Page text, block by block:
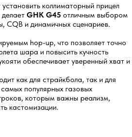
установить коллиматорный прицел
GHK G45 отличным выбором
CQB и динамичных сценариев.
hop-up, что позволяет точно
шара и повысить кучность
обеспечивает уверенный хват и
как для страйкбола, так и для
популярных газовых
которым важны реализм,
кастомизации.